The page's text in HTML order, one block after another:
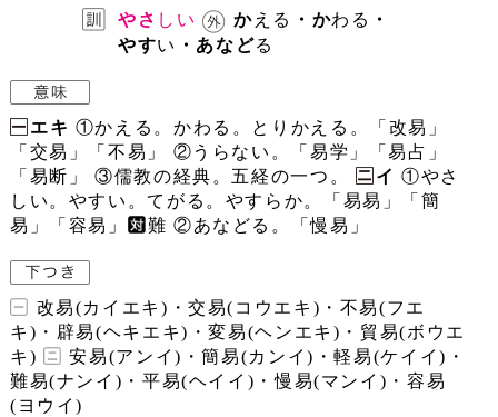
やさ しい か える ・かわる ・
やすい ・あなどる
エキ ①かえる。かわる。とりかえる。「改易」
「交易」「不易」 ②うらない。「易学」「易占」
「易断」 ③儒教の経典。五経の一つ。
イ①やさ
しい。やすい。てがる。やすらか。「易易」「簡
易」「容易」
難 ②あなどる。「慢易」
改易(カイエキ)・交易(コウエキ)・不易(フエ
キ)・辟易(ヘキエキ)・変易(ヘンエキ)・貿易(ボウエ
キ)
安易(アンイ)・簡易(カンイ)・軽易(ケイイ)・
難易(ナンイ)・平易(ヘイイ)・慢易(マンイ)・容易
(ヨウイ)